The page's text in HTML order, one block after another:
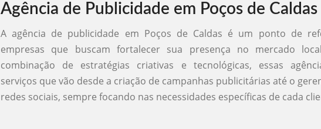
Agência de Publicidade em Poços de Caldas
A agência de publicidade em Poços de Caldas é um ponto de
empresas que buscam fortalecer sua presença no mercado
combinação de estratégias criativas e tecnológicas, essas
serviços que vão desde a criação de campanhas publicitárias até o
redes sociais, sempre focando nas necessidades específicas de cada